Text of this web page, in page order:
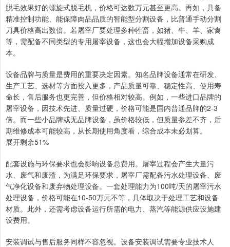
脱毛效果好的螺旋式脱毛机，价格可达数万元甚至更高。再如，具备
精准控制功能、能保障肉品品质的智能型分割设备，比普通手动分割
刀具价格高出数倍。若屠宰厂要处理多种牲畜，如猪、牛、羊、家禽
等，需配备不同类型的专用屠宰设备，这也会大幅增加设备采购成
本。
设备品牌与质量是费用的重要决定因素。知名品牌设备通常在研发、
生产工艺、选材等方面投入更多，产品质量可靠、稳定性高、使用寿
命长，售后服务也更完善，但价格相对较高。例如，一些进口品牌的
屠宰设备，因技术先进、质量过硬，价格可能是国内普通品牌的2-3
倍。而一些小品牌或无品牌设备，虽价格较低，但质量参差不齐，后
期维修成本可能较高，从长期使用角度看，综合成本未必划算。
展开剩余51%
配套设施与环保要求也会影响设备总费用。屠宰过程会产生大量污
水、废气和废渣，为满足环保要求，屠宰厂需配备污水处理设备、废
气净化设备和废弃物处理设备。一套处理能力为100吨/天的屠宰污水
处理设备，价格可能在10-50万元不等，具体取决于处理工艺和设备
材质。此外，还需考虑设备运行所需的电力、蒸汽等能源供应设施建
设费用。
安装调试与售后服务同样不容忽视。设备安装调试需要专业技术人